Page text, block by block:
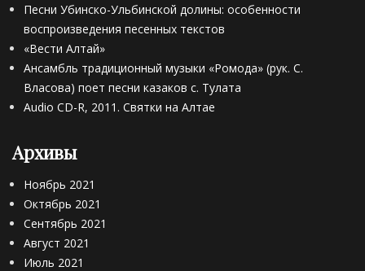
Песни Убинско-Ульбинской долины: особенности
воспроизведения песенных текстов
«Вести Алтай»
Ансамбль традиционный музыки «Ромода» (рук. С.
Власова) поет песни казаков с. Тулата
Audio CD-R, 2011. Святки на Алтае
Архивы
Ноябрь 2021
Октябрь 2021
Сентябрь 2021
Август 2021
Июль 2021